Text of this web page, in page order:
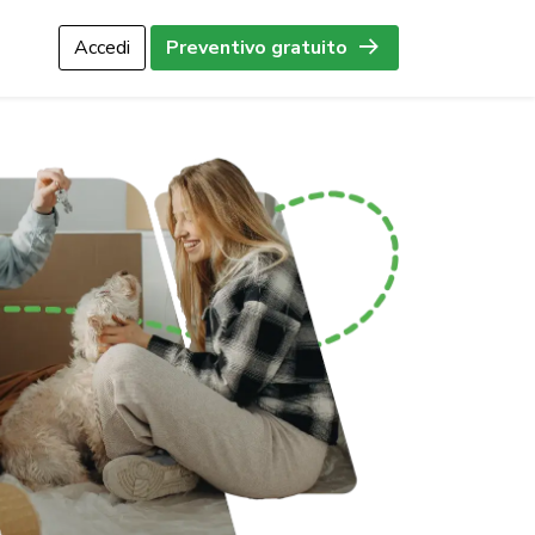
Accedi Preventivo gratuito